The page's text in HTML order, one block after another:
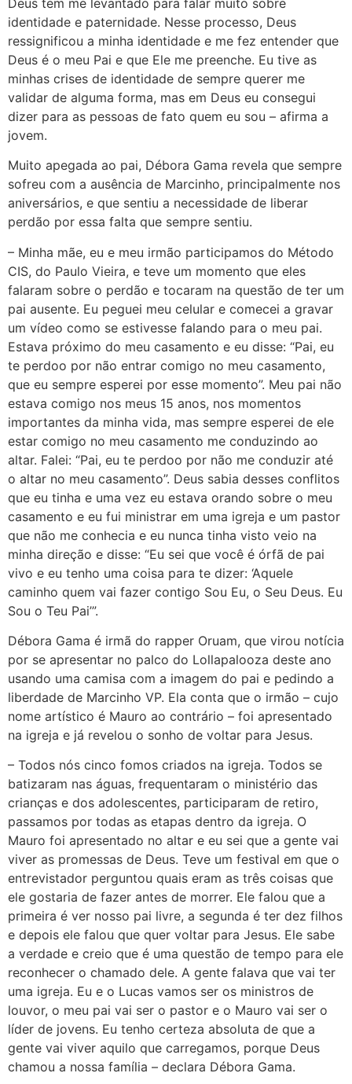
identidade e paternidade. Nesse processo, Deus
ressignificou a minha identidade e me fez entender que
Deus é o meu Pai e que Ele me preenche. Eu tive as
minhas crises de identidade de sempre querer me
validar de alguma forma, mas em Deus eu consegui
dizer para as pessoas de fato quem eu sou – afirma a
jovem.
Muito apegada ao pai, Débora Gama revela que sempre
sofreu com a ausência de Marcinho, principalmente nos
aniversários, e que sentiu a necessidade de liberar
perdão por essa falta que sempre sentiu.
– Minha mãe, eu e meu irmão participamos do Método
CIS, do Paulo Vieira, e teve um momento que eles
falaram sobre o perdão e tocaram na questão de ter um
pai ausente. Eu peguei meu celular e comecei a gravar
um vídeo como se estivesse falando para o meu pai.
Estava próximo do meu casamento e eu disse: “Pai, eu
te perdoo por não entrar comigo no meu casamento,
que eu sempre esperei por esse momento”. Meu pai não
estava comigo nos meus 15 anos, nos momentos
importantes da minha vida, mas sempre esperei de ele
estar comigo no meu casamento me conduzindo ao
altar. Falei: “Pai, eu te perdoo por não me conduzir até
o altar no meu casamento”. Deus sabia desses conflitos
que eu tinha e uma vez eu estava orando sobre o meu
casamento e eu fui ministrar em uma igreja e um pastor
que não me conhecia e eu nunca tinha visto veio na
minha direção e disse: “Eu sei que você é órfã de pai
vivo e eu tenho uma coisa para te dizer: ‘Aquele
caminho quem vai fazer contigo Sou Eu, o Seu Deus. Eu
Sou o Teu Pai’”.
Débora Gama é irmã do rapper Oruam, que virou notícia
por se apresentar no palco do Lollapalooza deste ano
usando uma camisa com a imagem do pai e pedindo a
liberdade de Marcinho VP. Ela conta que o irmão – cujo
nome artístico é Mauro ao contrário – foi apresentado
na igreja e já revelou o sonho de voltar para Jesus.
– Todos nós cinco fomos criados na igreja. Todos se
batizaram nas águas, frequentaram o ministério das
crianças e dos adolescentes, participaram de retiro,
passamos por todas as etapas dentro da igreja. O
Mauro foi apresentado no altar e eu sei que a gente vai
viver as promessas de Deus. Teve um festival em que o
entrevistador perguntou quais eram as três coisas que
ele gostaria de fazer antes de morrer. Ele falou que a
primeira é ver nosso pai livre, a segunda é ter dez filhos
e depois ele falou que quer voltar para Jesus. Ele sabe
a verdade e creio que é uma questão de tempo para ele
reconhecer o chamado dele. A gente falava que vai ter
uma igreja. Eu e o Lucas vamos ser os ministros de
louvor, o meu pai vai ser o pastor e o Mauro vai ser o
líder de jovens. Eu tenho certeza absoluta de que a
gente vai viver aquilo que carregamos, porque Deus
chamou a nossa família – declara Débora Gama.